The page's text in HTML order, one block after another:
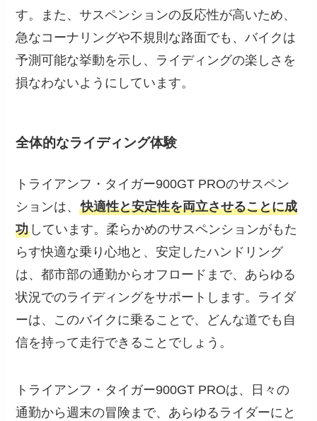
す。また、サスペンションの反応性が高いため、
急なコーナリングや不規則な路面でも、バイクは
予測可能な挙動を示し、ライディングの楽しさを
損なわないようにしています。
全体的なライディング体験
トライアンフ・タイガー900GT PROのサスペン
ションは、快適性と安定性を両立させることに成
功 しています。柔らかめのサスペンションがもた
らす快適な乗り心地と、安定したハンドリング
は、都市部の通勤からオフロードまで、あらゆる
状況でのライディングをサポートします。ライダ
ーは、このバイクに乗ることで、どんな道でも自
信を持って走行できることでしょう。
トライアンフ・タイガー900GT PROは、日々の
通勤から週末の冒険まで、あらゆるライダーにと